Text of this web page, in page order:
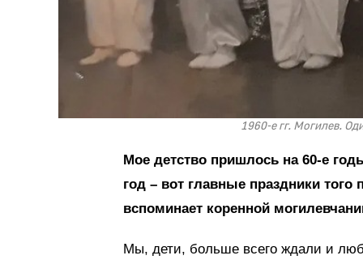
1960-е гг. Могилев.
Мое детство пришлось на 60-е
год – вот главные праздники
вспоминает коренной
Мы, дети, больше всего ждали и